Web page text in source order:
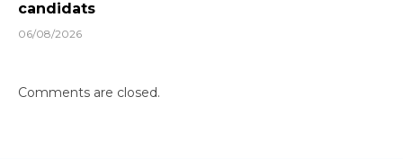
candidats
06/08/2026
Comments are closed.